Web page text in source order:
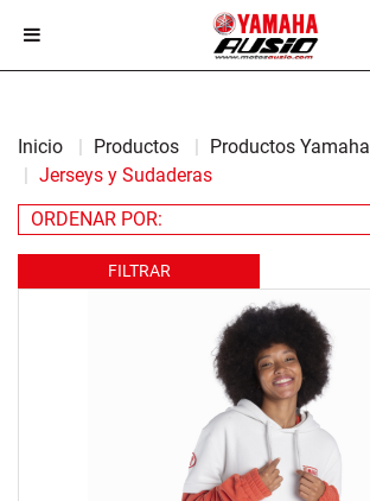
Inicio Productos Productos Yamaha
Jerseys y Sudaderas
FILTRAR